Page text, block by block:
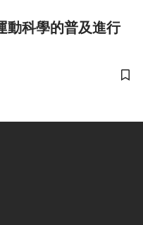
科學的普及進行
儲